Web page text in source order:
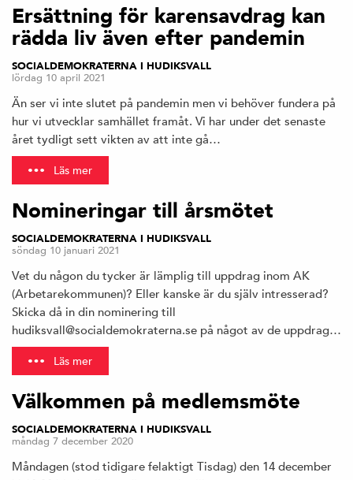
Ersättning för karensavdrag kan
rädda liv även efter pandemin
SOCIALDEMOKRATERNA I HUDIKSVALL
lördag 10 april 2021
Än ser vi inte slutet på pandemin men vi behöver fundera på
hur vi utvecklar samhället framåt. Vi har under det senaste
året tydligt sett vikten av att inte gå…
Läs mer
Nomineringar till årsmötet
SOCIALDEMOKRATERNA I HUDIKSVALL
söndag 10 januari 2021
Vet du någon du tycker är lämplig till uppdrag inom AK
(Arbetarekommunen)? Eller kanske är du själv intresserad?
Skicka då in din nominering till
hudiksvall@socialdemokraterna.se på något av de uppdrag…
Läs mer
Välkommen på medlemsmöte
SOCIALDEMOKRATERNA I HUDIKSVALL
måndag 7 december 2020
Måndagen (stod tidigare felaktigt Tisdag) den 14 december